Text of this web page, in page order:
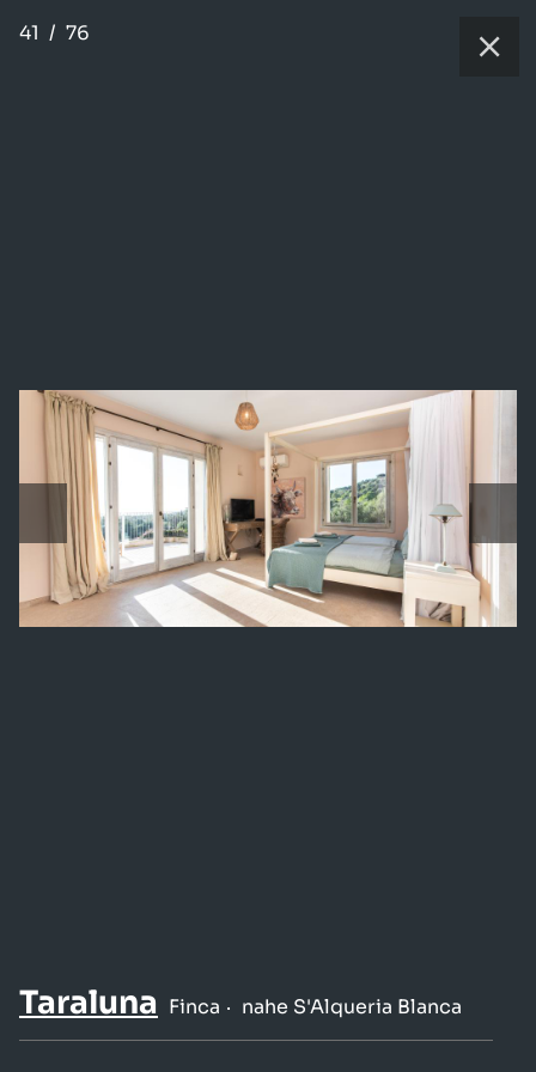
41 / 76
Taraluna Finca nahe S'Alqueria Blanca